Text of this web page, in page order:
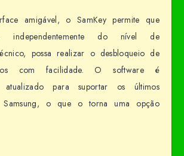
amigável, o SamKey permite que
independentemente do nível de
possa realizar o desbloqueio de
com facilidade. O software é
atualizado para suportar os últimos
Samsung, o que o torna uma opção